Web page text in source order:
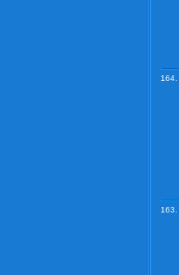
164.
163.